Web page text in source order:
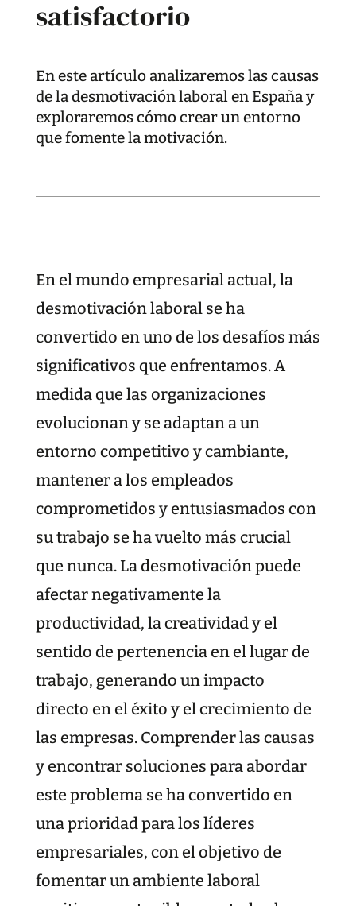
satisfactorio
En este artículo analizaremos las causas
de la desmotivación laboral en España y
exploraremos cómo crear un entorno
que fomente la motivación.
En el mundo empresarial actual, la
desmotivación laboral se ha
convertido en uno de los desafíos más
significativos que enfrentamos. A
medida que las organizaciones
evolucionan y se adaptan a un
entorno competitivo y cambiante,
mantener a los empleados
comprometidos y entusiasmados con
su trabajo se ha vuelto más crucial
que nunca. La desmotivación puede
afectar negativamente la
productividad, la creatividad y el
sentido de pertenencia en el lugar de
trabajo, generando un impacto
directo en el éxito y el crecimiento de
las empresas. Comprender las causas
y encontrar soluciones para abordar
este problema se ha convertido en
una prioridad para los líderes
empresariales, con el objetivo de
fomentar un ambiente laboral